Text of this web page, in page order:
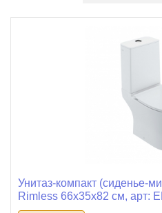
Унитаз-компакт (сиденье-
Rimless 66x35x82 см, арт: